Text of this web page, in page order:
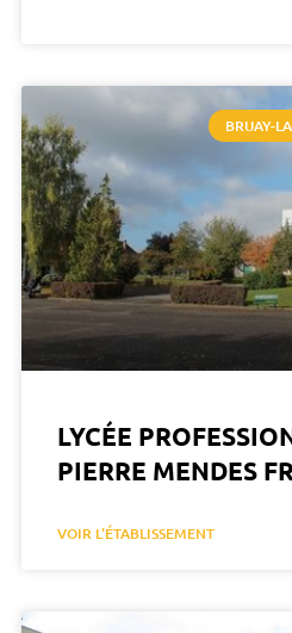
BRUAY-
LYCÉE
PIERRE MENDES
VOIR L'ÉTABLISSEMENT